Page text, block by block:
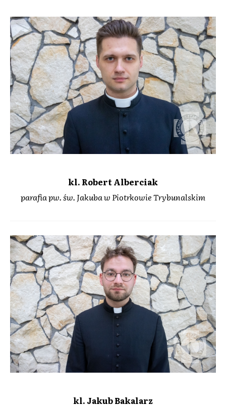
kl. Robert Alberciak
parafia pw. św. Jakuba w Piotrkowie Trybunalskim
kl. Jakub Bakalarz